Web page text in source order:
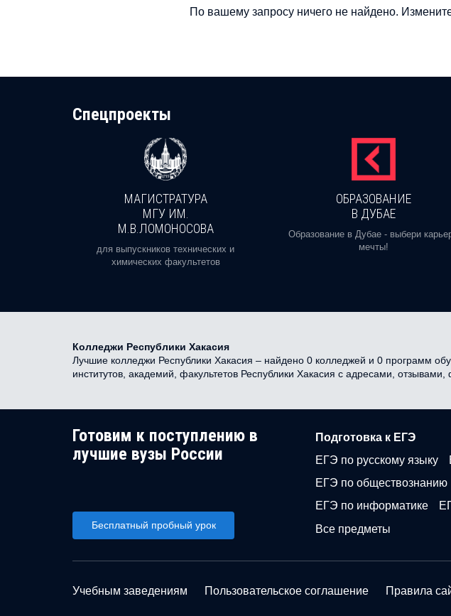
По вашему запросу ничего не найдено.
Cпецпроекты
МАГИСТРАТУРА
МГУ ИМ.
М.В.ЛОМОНОСОВА
для выпускников технических и
химических факультетов
ОБРАЗОВАНИЕ
В ДУБАЕ
Образование в Дубае - выбери
мечты!
Колледжи Республики Хакасия
Лучшие колледжи Республики Хакасия – найдено 0 колледжей и 0 программ
институтов, академий, факультетов Республики Хакасия с адресами,
Готовим к поступлению в
лучшие вузы России
Бесплатный пробный урок
Подготовка к ЕГЭ
ЕГЭ по русскому языку
ЕГЭ по обществознанию
ЕГЭ по информатике
Все предметы
Учебным заведениям Пользовательское соглашение Правила